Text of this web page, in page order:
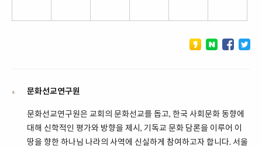
문화선교연구원
문화선교연구원은 교회의 문화선교를 돕고, 한국 사회문화 동향에
대해 신학적인 평가와 방향을 제시, 기독교 문화 담론을 이루어 이
땅을 향한 하나님 나라의 사역에 신실하게 참여하고자 합니다. 서울